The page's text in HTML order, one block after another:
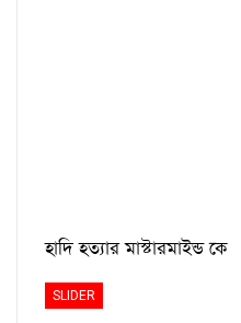
হাদি হত্যার মাস্টারমাইন্ড কে
SLIDER